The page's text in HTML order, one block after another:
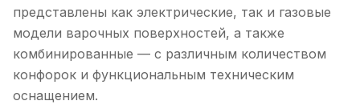
представлены как электрические, так и газовые
модели варочных поверхностей, а также
комбинированные — с различным количеством
конфорок и функциональным техническим
оснащением.